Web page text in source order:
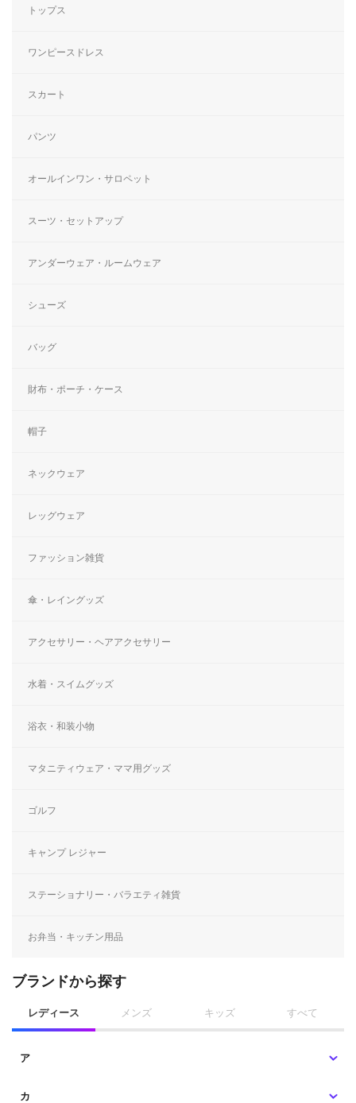
トップス
ワンピースドレス
スカート
パンツ
オールインワン・サロペット
スーツ・セットアップ
アンダーウェア・ルームウェア
シューズ
バッグ
財布・ポーチ・ケース
帽子
ネックウェア
レッグウェア
ファッション雑貨
傘・レイングッズ
アクセサリー・ヘアアクセサリー
水着・スイムグッズ
浴衣・和装小物
マタニティウェア・ママ用グッズ
ゴルフ
キャンプ レジャー
ステーショナリー・バラエティ雑貨
お弁当・キッチン用品
ブランドから探す
レディース メンズ キッズ すべて
ア
カ